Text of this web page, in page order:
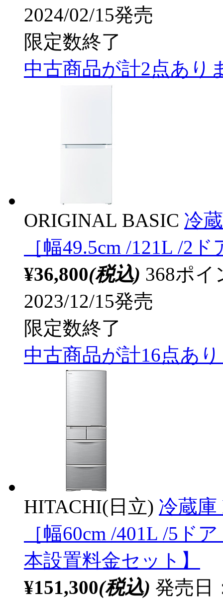
2024/02/15発売
限定数終了
中古商品が計2点あり
ORIGINAL BASIC 冷
［幅49.5cm /121L /2
¥36,800(税込) 368ポ
2023/12/15発売
限定数終了
中古商品が計16点あ
HITACHI(日立) 冷蔵庫
［幅60cm /401L /5ド
本設置料金セット】
¥151,300(税込) 発売日